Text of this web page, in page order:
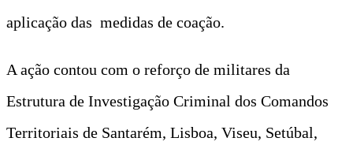
aplicação das medidas de coação.
A ação contou com o reforço de militares da
Estrutura de Investigação Criminal dos Comandos
Territoriais de Santarém, Lisboa, Viseu, Setúbal,